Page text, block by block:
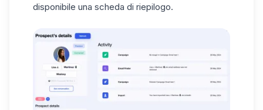
disponibile una scheda di riepilogo.